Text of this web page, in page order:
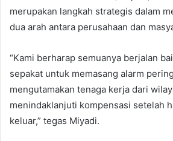
merupakan langkah strategis dalam
dua arah antara perusahaan dan
“Kami berharap semuanya berjalan
sepakat untuk memasang alarm
mengutamakan tenaga kerja dari
menindaklanjuti kompensasi setelah
keluar,” tegas Miyadi.